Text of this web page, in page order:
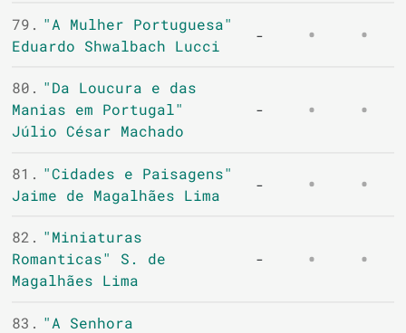
79. "A Mulher Portuguesa"
Eduardo Shwalbach Lucci
-
80. "Da Loucura e das
Manias em Portugal"
Júlio César Machado
-
81. "Cidades e Paisagens"
Jaime de Magalhães Lima
-
82. "Miniaturas
Romanticas" S. de
Magalhães Lima
-
83. "A Senhora